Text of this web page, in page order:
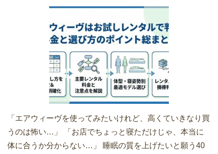
「エアウィーヴを使ってみたいけれど、高くていきなり買
うのは怖い…」 「お店でちょっと寝ただけじゃ、本当に
体に合うか分からない…」 睡眠の質を上げたいと願う40